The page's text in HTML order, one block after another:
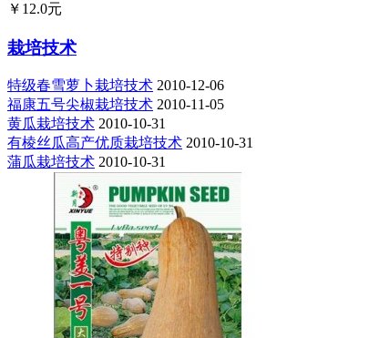
￥12.0元
栽培技术
特级春雪萝卜栽培技术 2010-12-06
福康五号尖椒栽培技术 2010-11-05
黄瓜栽培技术 2010-10-31
有棱丝瓜高产优质栽培技术 2010-10-31
蒲瓜栽培技术 2010-10-31